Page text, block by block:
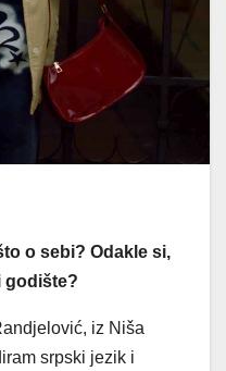
o sebi? Odakle si,
godište?
iz Niša
srpski jezik i